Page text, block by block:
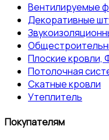
Вентилируемые
Декоративные
Плоские кровли,
Потолочная
Скатные кровли
Утеплитель
Покупателям